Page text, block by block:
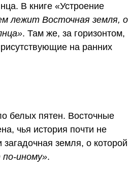
В книге «Устроение
лежит Восточная земля, о
. Там же, за горизонтом,
на ранних
белых пятен. Восточные
чья история почти не
земля, о которой
иному».